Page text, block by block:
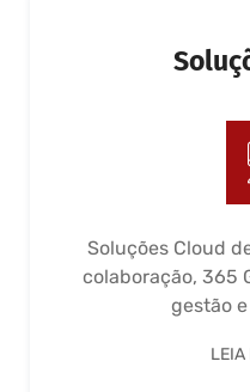
Soluções Cloud
colaboração, 365
gestão
LEIA